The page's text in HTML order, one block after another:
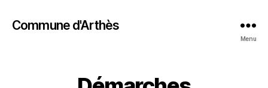
Commune d'Arthès
Menu